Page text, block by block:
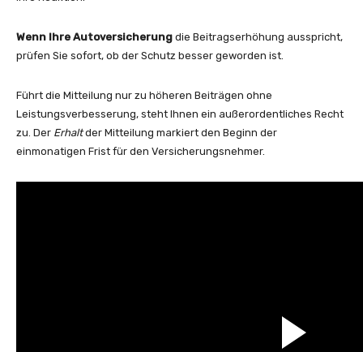
Wenn Ihre Autoversicherung die Beitragserhöhung ausspricht,
prüfen Sie sofort, ob der Schutz besser geworden ist.
Führt die Mitteilung nur zu höheren Beiträgen ohne
Leistungsverbesserung, steht Ihnen ein außerordentliches Recht
zu. Der Erhaltder Mitteilung markiert den Beginn der
einmonatigen Frist für den Versicherungsnehmer.